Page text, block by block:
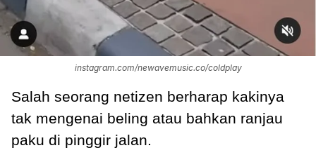
instagram.com/newavemusic.co/coldplay
Salah seorang netizen berharap kakinya
tak mengenai beling atau bahkan ranjau
paku di pinggir jalan.